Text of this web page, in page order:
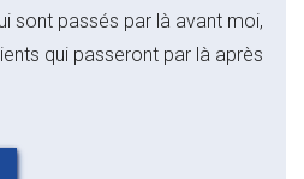
sont passés par là avant moi,
qui passeront par là après